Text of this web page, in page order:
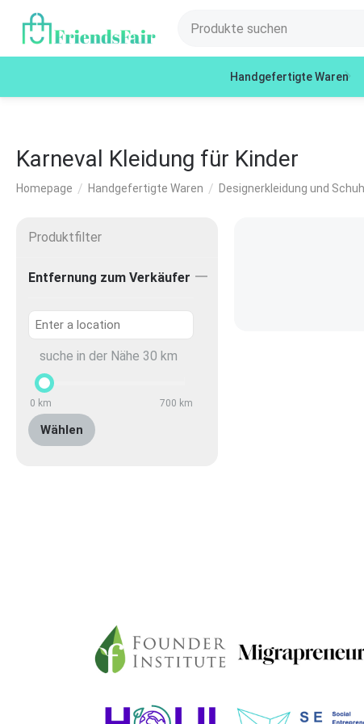
Handgefertigte Waren
Karneval Kleidung für Kinder
Homepage / Handgefertigte Waren / Designerkleidung und
Produktfilter
Entfernung zum Verkäufer
suche in der Nähe 30 km
0 km 700 km
Wählen